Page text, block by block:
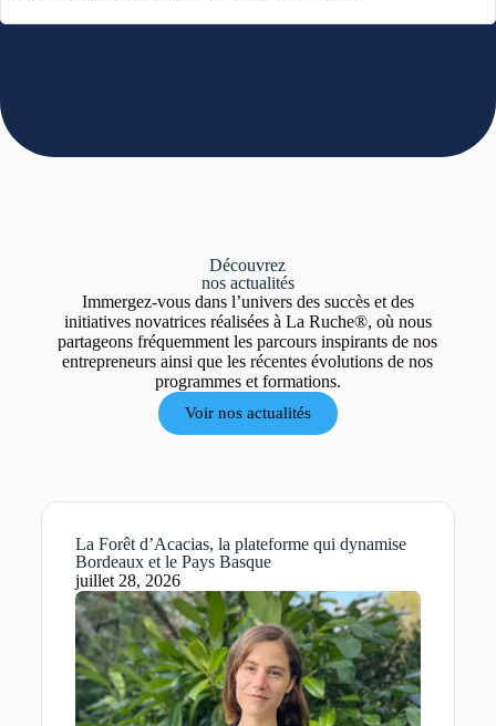
Découvrez
nos actualités
Immergez-vous dans l’univers des succès et des
initiatives novatrices réalisées à La Ruche®, où nous
partageons fréquemment les parcours inspirants de nos
entrepreneurs ainsi que les récentes évolutions de nos
programmes et formations.
Voir nos actualités
La Forêt d’Acacias, la plateforme qui dynamise
Bordeaux et le Pays Basque
juillet 28, 2026